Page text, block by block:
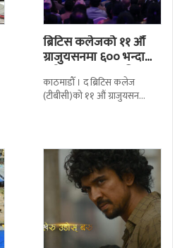
ब्रिटिस कलेजको ११ औँ
ग्राजुयसनमा ६०० भन्दा
बढी ग्राजुयट सम्मानित
काठमाडौँ । द ब्रिटिस कलेज
(टीबीसी)को ११ औं ग्राजुयसन